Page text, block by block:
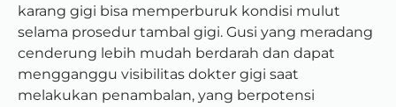
karang gigi bisa memperburuk kondisi mulut
selama prosedur tambal gigi. Gusi yang meradang
cenderung lebih mudah berdarah dan dapat
mengganggu visibilitas dokter gigi saat
melakukan penambalan, yang berpotensi